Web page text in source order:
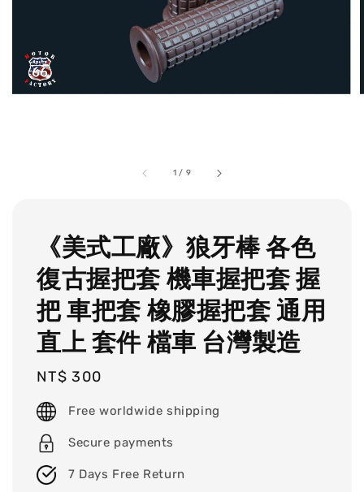
1 / 9
《美式工廠》狼牙棒 各色
復古握把套 機車握把套 握
把 車把套 橡膠握把套 通用
直上 套件 檔車 台灣製造
Regular
price
NT$ 300
Free worldwide shipping
Secure payments
7 Days Free Return